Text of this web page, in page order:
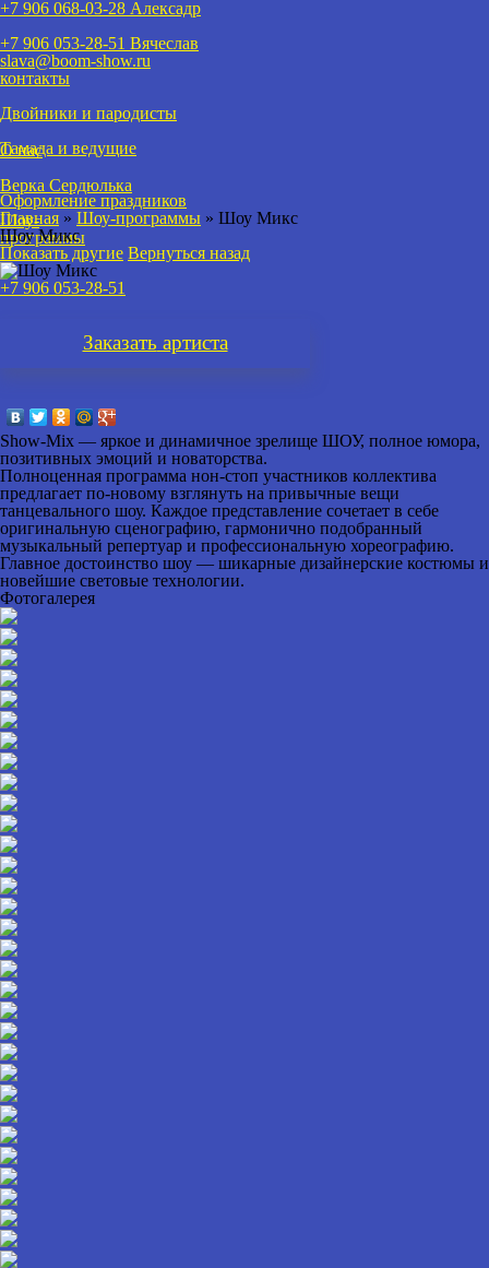
+7 906 068-03-28 Алексадр
+7 906 053-28-51 Вячеслав
slava@boom-show.ru
контакты
О нас
Двойники и пародисты
Верка Сердюлька
Тамада и ведущие
Шоу-
программы
Оформление праздников
Главная » Шоу-программы » Шоу Микс
Шоу Микс
Показать другие Вернуться назад
+7 906 053-28-51
Заказать артиста
Show-Mix — яркое и динамичное зрелище ШОУ, полное юмора,
позитивных эмоций и новаторства.
Полноценная программа нон-стоп участников коллектива
предлагает по-новому взглянуть на привычные вещи
танцевального шоу. Каждое представление сочетает в себе
оригинальную сценографию, гармонично подобранный
музыкальный репертуар и профессиональную хореографию.
Главное достоинство шоу — шикарные дизайнерские костюмы и
новейшие световые технологии.
Фотогалерея